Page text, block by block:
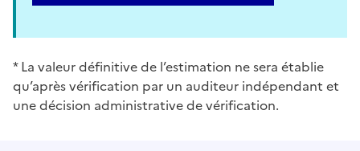
* La valeur définitive de l’estimation ne sera établie
qu’après vérification par un auditeur indépendant et
une décision administrative de vérification.